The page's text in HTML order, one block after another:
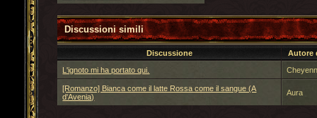
Discussioni simili
Discussione
Autore
L'ignoto mi ha portato qui.
[Romanzo] Bianca come il latte Rossa come il sangue (A
d'Avenia)
Aura